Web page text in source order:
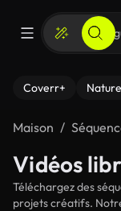
Coverr+ Nature
Maison
Vidéos
Téléchargez des
projets créatifs.